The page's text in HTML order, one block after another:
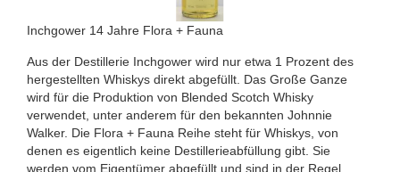
Inchgower 14 Jahre Flora + Fauna
Aus der Destillerie Inchgower wird nur etwa 1 Prozent des
hergestellten Whiskys direkt abgefüllt. Das Große Ganze
wird für die Produktion von Blended Scotch Whisky
verwendet, unter anderem für den bekannten Johnnie
Walker. Die Flora + Fauna Reihe steht für Whiskys, von
denen es eigentlich keine Destillerieabfüllung gibt. Sie
werden vom Eigentümer abgefüllt und sind in der Regel